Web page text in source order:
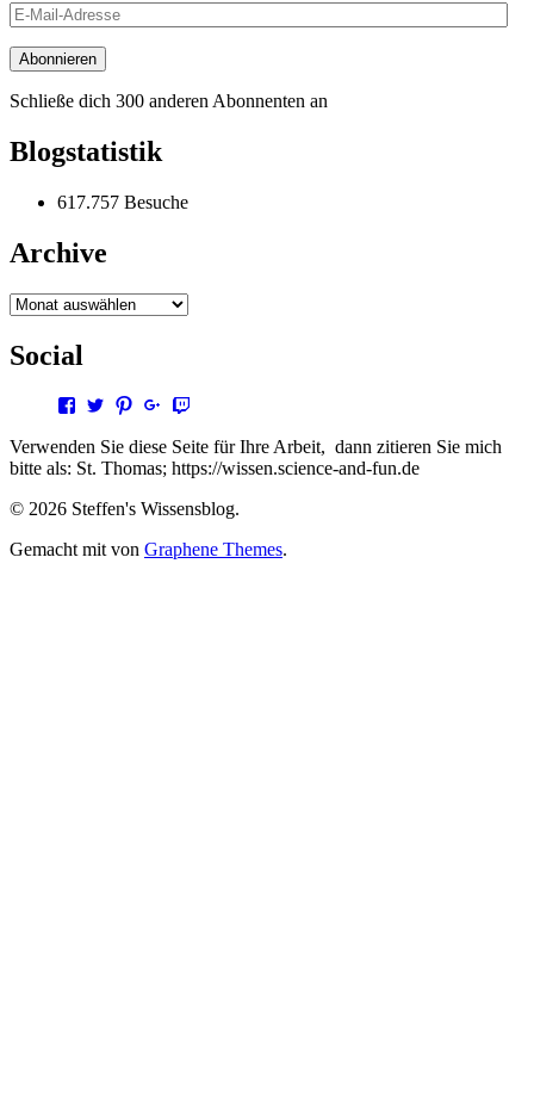
E-
Mail-
Adresse
Abonnieren
Schließe dich 300 anderen Abonnenten an
Blogstatistik
617.757 Besuche
Archive
Archive
Social
Profil
steffen.thomas1
auf
Facebook
anzeigen
Profil
steto123
auf
Twitter
anzeigen
Profil
steffen3669
auf
Pinterest
anzeigen
Profil
Steffen
Thomas
auf
Google+
anzeigen
steto123
auf
Twitch
anzeigen
Verwenden Sie diese Seite für Ihre Arbeit, dann zitieren Sie mich
bitte als: St. Thomas; https://wissen.science-and-fun.de
© 2026 Steffen's Wissensblog.
Gemacht mit von Graphene Themes.